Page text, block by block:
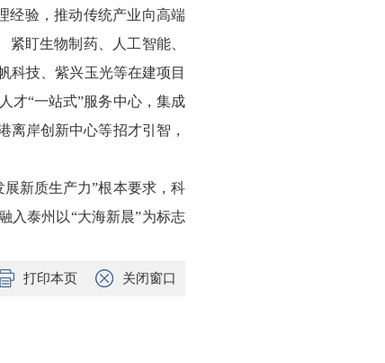
经验，推动传统产业向高端
盯生物制药、人工智能、
科技、紫兴玉光等在建项目
才“一站式”服务中心，集成
离岸创新中心等招才引智，
新质生产力”根本要求，科
入泰州以“大海新晨”为标志
打印本页 关闭窗口